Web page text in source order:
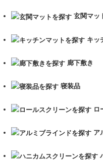
玄関マッ
キッ
廊下敷き
寝装品
ロ
ア